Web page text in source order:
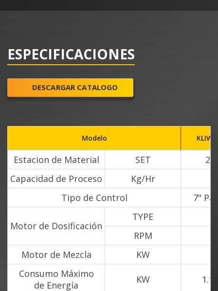
ESPECIFICACIONES
DESCARGAR CATALOGO
Modelo KLIW-
Estacion de Material SET
2
Capacidad de Proceso
Kg/Hr
Tipo de Control
7"
Motor de Dosificación
TYPE
RPM
Motor de Mezcla
KW
Consumo Máximo
de Energía
KW 1.1